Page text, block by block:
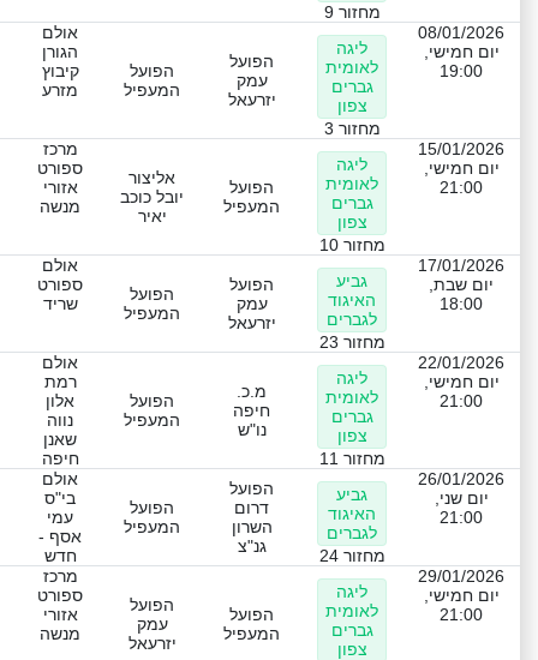
מחזור 9
08/01/2026
יום חמישי,
19:00
ליגה
לאומית
גברים
צפון
מחזור 3
הפועל
עמק
יזרעאל
הפועל
המעפיל
אולם
הגורן
קיבוץ
מזרע
15/01/2026
יום חמישי,
21:00
ליגה
לאומית
גברים
צפון
מחזור 10
הפועל
המעפיל
אליצור
יובל כוכב
יאיר
מרכז
ספורט
אזורי
מנשה
17/01/2026
יום שבת,
18:00
גביע
האיגוד
לגברים
מחזור 23
הפועל
עמק
יזרעאל
הפועל
המעפיל
אולם
ספורט
שריד
22/01/2026
יום חמישי,
21:00
ליגה
לאומית
גברים
צפון
מחזור 11
מ.כ.
חיפה
נו"ש
הפועל
המעפיל
אולם
רמת
אלון
נווה
שאנן
חיפה
26/01/2026
יום שני,
21:00
גביע
האיגוד
לגברים
מחזור 24
הפועל
דרום
השרון
גנ"צ
הפועל
המעפיל
אולם
בי"ס
עמי
אסף -
חדש
29/01/2026
יום חמישי,
21:00
ליגה
לאומית
גברים
צפון
הפועל
המעפיל
הפועל
עמק
יזרעאל
מרכז
ספורט
אזורי
מנשה